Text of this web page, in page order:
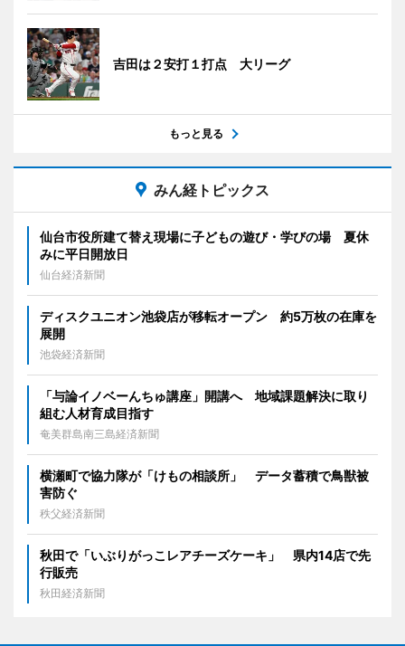
吉田は２安打１打点 大リーグ
もっと見る
みん経トピックス
仙台市役所建て替え現場に子どもの遊び・学びの場 夏休
みに平日開放日
仙台経済新聞
ディスクユニオン池袋店が移転オープン 約5万枚の在庫を
展開
池袋経済新聞
「与論イノベーんちゅ講座」開講へ 地域課題解決に取り
組む人材育成目指す
奄美群島南三島経済新聞
横瀬町で協力隊が「けもの相談所」 データ蓄積で鳥獣被
害防ぐ
秩父経済新聞
秋田で「いぶりがっこレアチーズケーキ」 県内14店で先
行販売
秋田経済新聞